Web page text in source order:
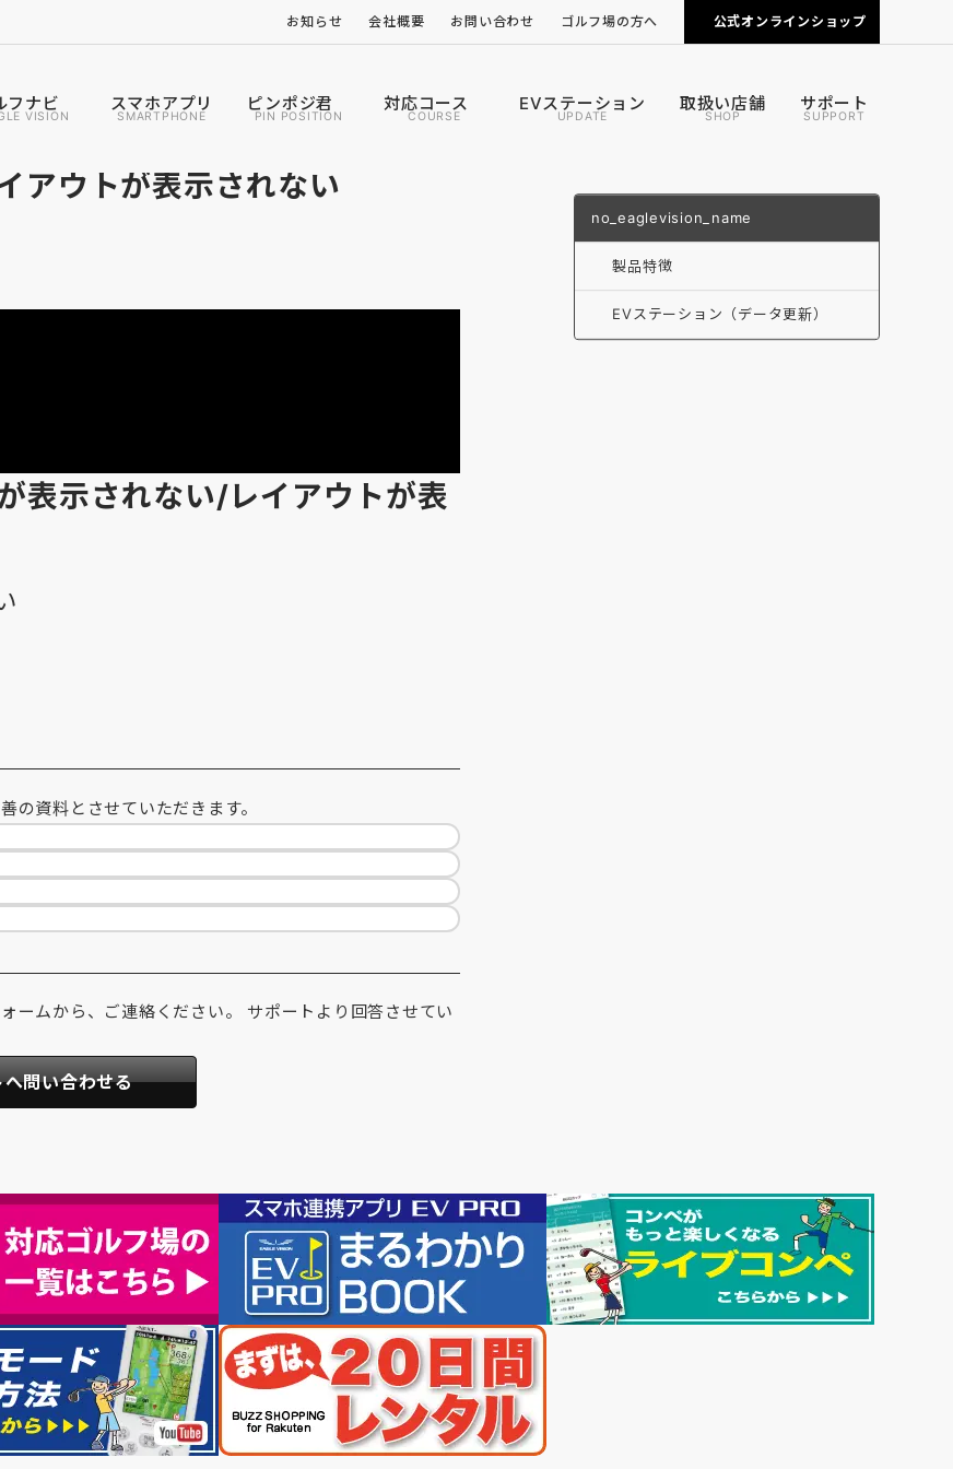
お知らせ 会社概要 お問い合わせ ゴルフ場の方へ
カートナビの導入について
公式オンラインショップ
フナビ
VISION
スマホアプリ
SMARTPHONE
ピンポジ君
PIN POSITION
対応コース
COURSE
EVステーション
UPDATE
取扱い店舗
SHOP
サポート
SUPPORT
アウトが表示されない
示されない/レイアウトが表
の資料とさせていただきます。
ームから、ご連絡ください。 サポートより回答させてい
問い合わせる
no_eaglevision_name
製品特徴
EVステーション（データ更新）